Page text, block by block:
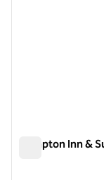
Hampton Inn &